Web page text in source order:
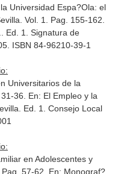
Universidad Espa?Ola: el
Vol. 1. Pag. 155-162.
. Ed. 1. Signatura de
ISBN 84-96210-39-1
Universitarios de la
36. En: El Empleo y la
. Ed. 1. Consejo Local
en Adolescentes y
57-62. En: Monograf?